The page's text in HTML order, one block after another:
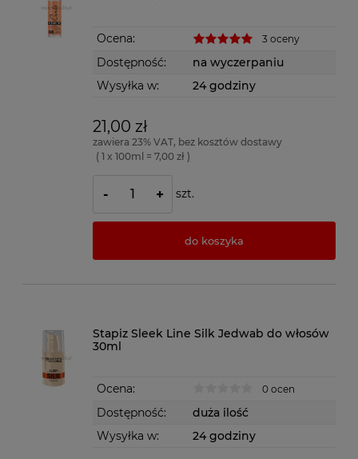
Ocena: 3 oceny
Dostępność:
na wyczerpaniu
Wysyłka w:
24 godziny
21,00 zł
zawiera 23% VAT, bez kosztów dostawy
( 1 x 100ml = 7,00 zł )
- + szt.
do koszyka
Stapiz Sleek Line Silk Jedwab do włosów
30ml
Ocena: 0 ocen
Dostępność:
duża ilość
Wysyłka w:
24 godziny